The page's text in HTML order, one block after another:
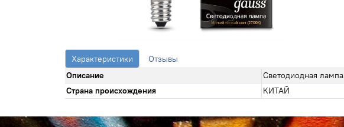
Характеристики
Отзывы
Описание
Светодиодная лампа
Страна происхождения
КИТАЙ